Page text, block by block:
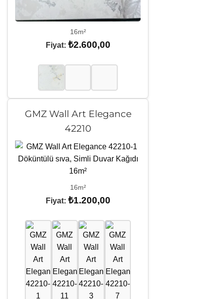
16m²
Fiyat: ₺2.600,00
GMZ Wall Art Elegance
42210
16m²
Fiyat: ₺1.200,00